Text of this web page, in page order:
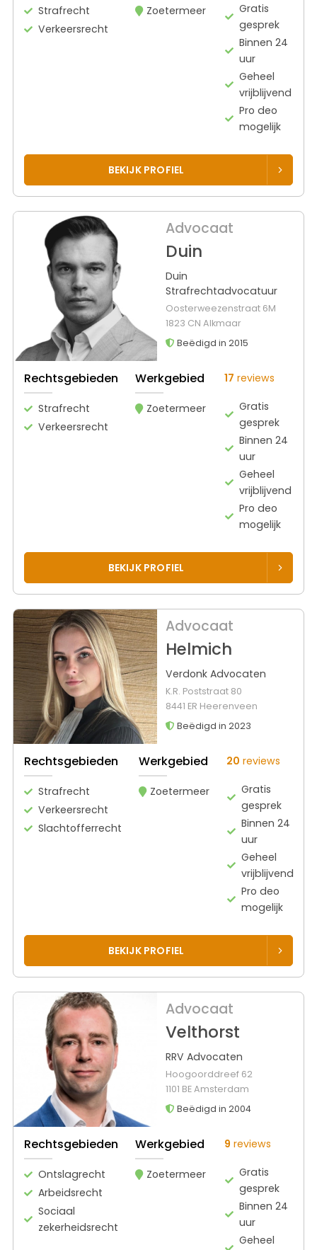
Strafrecht
Verkeersrecht
Zoetermeer
Gratis
gesprek
Binnen 24
uur
Geheel
vrijblijvend
Pro deo
mogelijk
BEKIJK PROFIEL
Advocaat
Duin
Duin
Strafrechtadvocatuur
Oosterweezenstraat 6M
1823 CN Alkmaar
Beëdigd in 2015
Rechtsgebieden
Strafrecht
Verkeersrecht
Werkgebied
Zoetermeer
17 reviews
Gratis
gesprek
Binnen 24
uur
Geheel
vrijblijvend
Pro deo
mogelijk
BEKIJK PROFIEL
Advocaat
Helmich
Verdonk Advocaten
K.R. Poststraat 80
8441 ER Heerenveen
Beëdigd in 2023
Rechtsgebieden
Strafrecht
Verkeersrecht
Slachtofferrecht
Werkgebied
Zoetermeer
20 reviews
Gratis
gesprek
Binnen 24
uur
Geheel
vrijblijvend
Pro deo
mogelijk
BEKIJK PROFIEL
Advocaat
Velthorst
RRV Advocaten
Hoogoorddreef 62
1101 BE Amsterdam
Beëdigd in 2004
Rechtsgebieden
Ontslagrecht
Arbeidsrecht
Sociaal
zekerheidsrecht
Werkgebied
Zoetermeer
9 reviews
Gratis
gesprek
Binnen 24
uur
Geheel